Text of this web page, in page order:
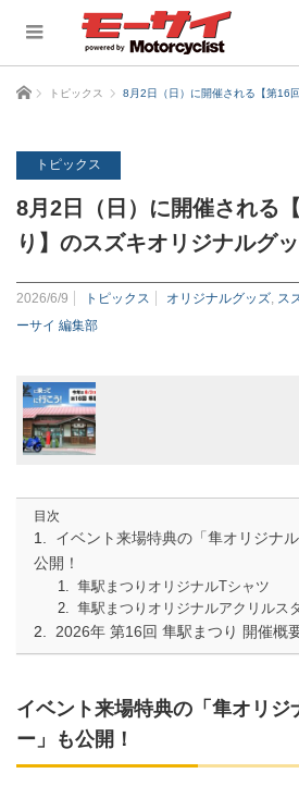
ホーム トピックス 8月2日（日）に開催される【第16
トピックス
8月2日（日）に開催される
り】のスズキオリジナルグ
2026/6/9 トピックス オリジナルグッズ ス
ーサイ 編集部
目次
イベント来場特典の「隼オリジナ
公開！
隼駅まつりオリジナルTシャツ
隼駅まつりオリジナルアクリルス
2026年 第16回 隼駅まつり 開催概
イベント来場特典の「隼オリジ
ー」も公開！